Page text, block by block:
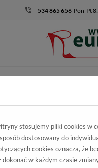
534 865 656 Pon-Pt
Sala
stosujemy pliki cookies w
dostosowany do
cookies oznacza, że
dokonać w każdym czasie